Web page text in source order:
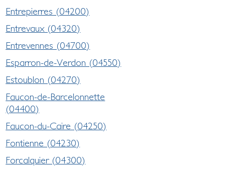
Entrepierres (04200)
Entrevaux (04320)
Entrevennes (04700)
Esparron-de-Verdon (04550)
Estoublon (04270)
Faucon-de-Barcelonnette
(04400)
Faucon-du-Caire (04250)
Fontienne (04230)
Forcalquier (04300)